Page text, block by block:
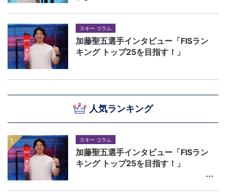
人気ランキング
スキー コラム
加藤聖五選手インタビュー「FISラン
キング トップ25を目指す！」
スキー コラム
加藤聖五選手インタビュー「FISラン
キング トップ25を目指す！」